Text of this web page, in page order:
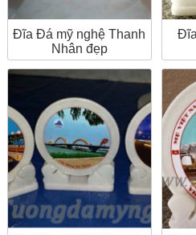
Đĩa Đá mỹ nghệ Thanh
Nhân đẹp